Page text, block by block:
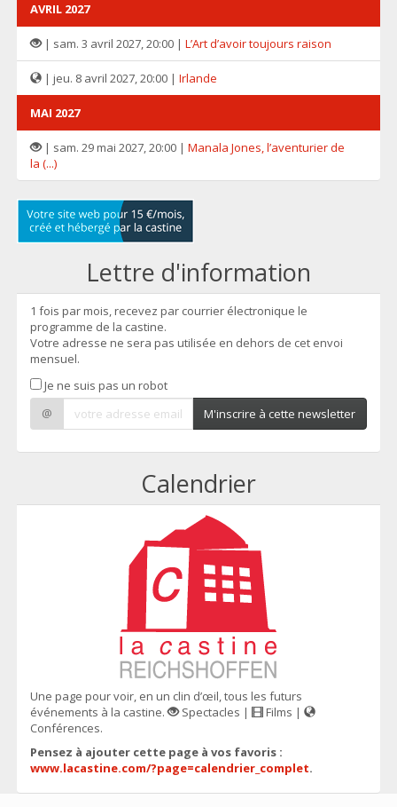
AVRIL 2027
| sam. 3 avril 2027, 20:00 | L’Art d’avoir toujours raison
| jeu. 8 avril 2027, 20:00 | Irlande
MAI 2027
| sam. 29 mai 2027, 20:00 | Manala Jones, l’aventurier de
la (...)
Lettre d'information
1 fois par mois, recevez par courrier électronique le
programme de la castine.
Votre adresse ne sera pas utilisée en dehors de cet envoi
mensuel.
Je ne suis pas un robot
@
M'inscrire à cette newsletter
Calendrier
Une page pour voir, en un clin d’œil, tous les futurs
événements à la castine.
Spectacles |
Films |
Conférences.
Pensez à ajouter cette page à vos favoris :
www.lacastine.com/?page=calendrier_complet.